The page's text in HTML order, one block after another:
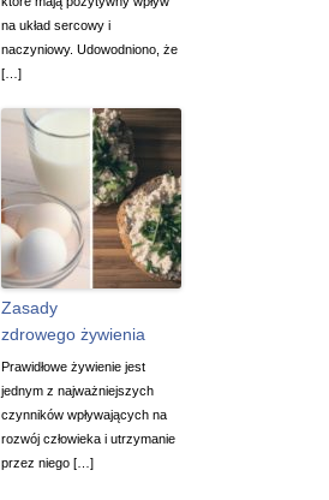
na układ sercowy i
naczyniowy. Udowodniono, że
[…]
Zasady
zdrowego żywienia
Prawidłowe żywienie jest
jednym z najważniejszych
czynników wpływających na
rozwój człowieka i utrzymanie
przez niego […]